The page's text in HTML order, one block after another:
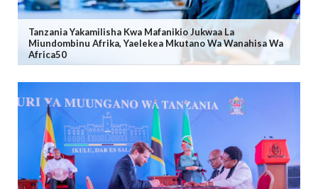
Tanzania Yakamilisha Kwa Mafanikio Jukwaa La
Miundombinu Afrika, Yaelekea Mkutano Wa Wanahisa Wa
Africa50